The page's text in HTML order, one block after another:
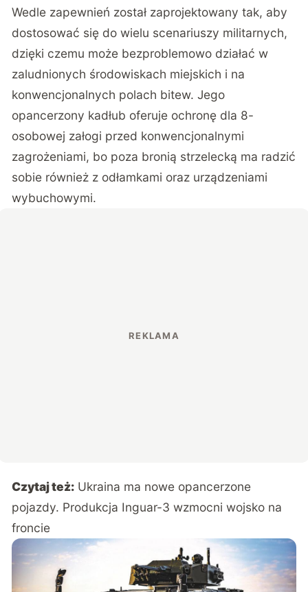
Wedle zapewnień został zaprojektowany tak, aby
dostosować się do wielu scenariuszy militarnych,
dzięki czemu może bezproblemowo działać w
zaludnionych środowiskach miejskich i na
konwencjonalnych polach bitew. Jego
opancerzony kadłub oferuje ochronę dla 8-
osobowej załogi przed konwencjonalnymi
zagrożeniami, bo poza bronią strzelecką ma radzić
sobie również z odłamkami oraz urządzeniami
wybuchowymi.
Czytaj też: Ukraina ma nowe opancerzone
pojazdy. Produkcja Inguar-3 wzmocni wojsko na
froncie